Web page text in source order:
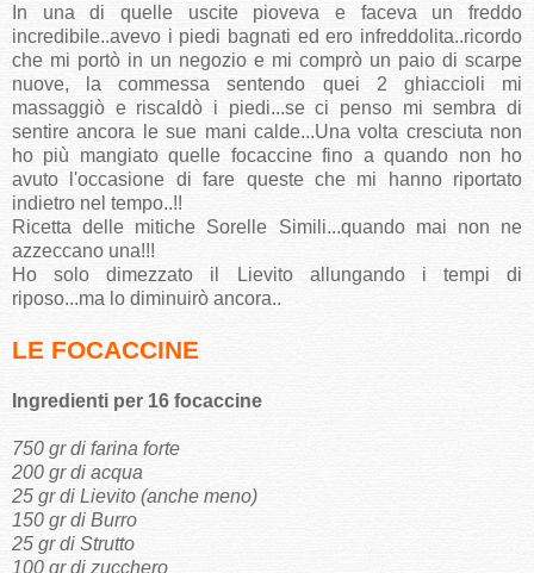
In una di quelle uscite pioveva e faceva un freddo
incredibile..avevo i piedi bagnati ed ero infreddolita..ricordo
che mi portò in un negozio e mi comprò un paio di scarpe
nuove, la commessa sentendo quei 2 ghiaccioli mi
massaggiò e riscaldò i piedi...se ci penso mi sembra di
sentire ancora le sue mani calde...Una volta cresciuta non
ho più mangiato quelle focaccine fino a quando non ho
avuto l'occasione di fare queste che mi hanno riportato
indietro nel tempo..!!
Ricetta delle mitiche Sorelle Simili...quando mai non ne
azzeccano una!!!
Ho solo dimezzato il Lievito allungando i tempi di
riposo...ma lo diminuirò ancora..
LE FOCACCINE
Ingredienti per 16 focaccine
750 gr di farina forte
200 gr di acqua
25 gr di Lievito (anche meno)
150 gr di Burro
25 gr di Strutto
100 gr di zucchero